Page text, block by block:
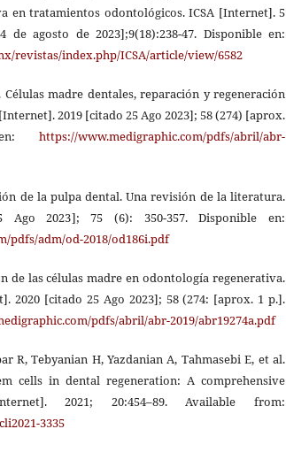
en tratamientos odontológicos. ICSA [Internet]. 5
agosto de 2023];9(18):238-47. Disponible en:
revistas/index.php/ICSA/article/view/6582
Células madre dentales, reparación y regeneración
2019 [citado 25 Ago 2023]; 58 (274) [aprox.
https://www.medigraphic.com/pdfs/abril/abr-
de la pulpa dental. Una revisión de la literatura.
Ago 2023]; 75 (6): 350-357. Disponible en:
pdfs/adm/od-2018/od186i.pdf
de las células madre en odontología regenerativa.
2020 [citado 25 Ago 2023]; 58 (274: [aprox. 1 p.].
pdfs/abril/abr-2019/abr19274a.pdf
R, Tebyanian H, Yazdanian A, Tahmasebi E, et al.
cells in dental regeneration: A comprehensive
2021; 20:454–89. Available from:
3335